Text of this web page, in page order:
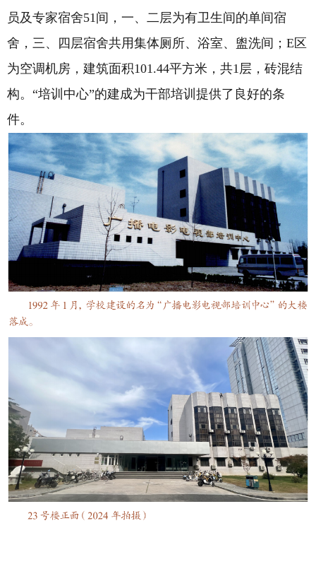
员及专家宿舍51 间，一、二层为有卫生间的单间宿
舍，三、四层宿舍共用集体厕所、浴室、盥洗间； E区
为空调机房，建筑面积101.44平方米，共1 层，砖混结
构。“培训中心”的建成为干部培训提供了良好的条
件。